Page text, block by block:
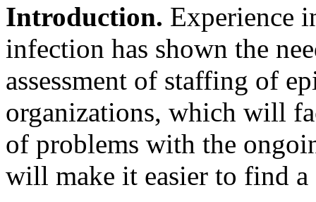
Introduction. Experience
infection has shown the
assessment of staffing of
organizations, which will
of problems with the
will make it easier to find